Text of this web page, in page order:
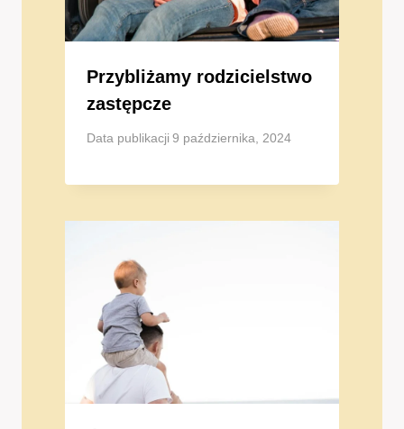
Przybliżamy rodzicielstwo
zastępcze
Data publikacji 9 października, 2024